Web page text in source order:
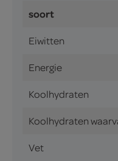
soort
Eiwitten
Energie
Koolhydraten
Koolhydraten
Vet